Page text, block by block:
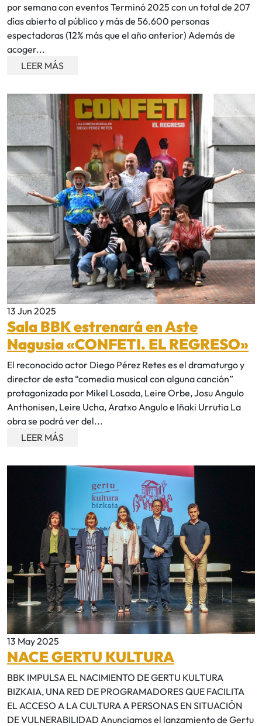
por semana con eventos Terminó 2025 con un total de 207
días abierto al público y más de 56.600 personas
espectadoras (12% más que el año anterior) Además de
acoger...
LEER MÁS
13 Jun 2025
Sala BBK estrenará en Aste
Nagusia «CONFETI. EL REGRESO»
El reconocido actor Diego Pérez Retes es el dramaturgo y
director de esta “comedia musical con alguna canción”
protagonizada por Mikel Losada, Leire Orbe, Josu Angulo
Anthonisen, Leire Ucha, Aratxo Angulo e Iñaki Urrutia La
obra se podrá ver del...
LEER MÁS
13 May 2025
NACE GERTU KULTURA
BBK IMPULSA EL NACIMIENTO DE GERTU KULTURA
BIZKAIA, UNA RED DE PROGRAMADORES QUE FACILITA
EL ACCESO A LA CULTURA A PERSONAS EN SITUACIÓN
DE VULNERABILIDAD Anunciamos el lanzamiento de Gertu